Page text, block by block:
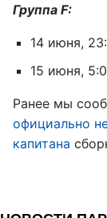
Группа F:
14 июня,
15 июня,
Ранее мы
официально
капитана